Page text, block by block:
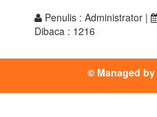
Penulis : Administrator |
Dibaca : 1216
© Managed by